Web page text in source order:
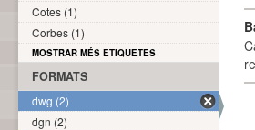
Cotes (1)
Corbes (1)
MOSTRAR MÉS ETIQUETES
FORMATS
dwg (2)
dgn (2)